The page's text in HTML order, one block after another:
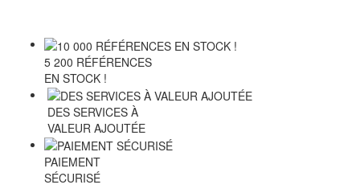
5 200 RÉFÉRENCES
EN STOCK !
DES SERVICES À
VALEUR AJOUTÉE
PAIEMENT
SÉCURISÉ